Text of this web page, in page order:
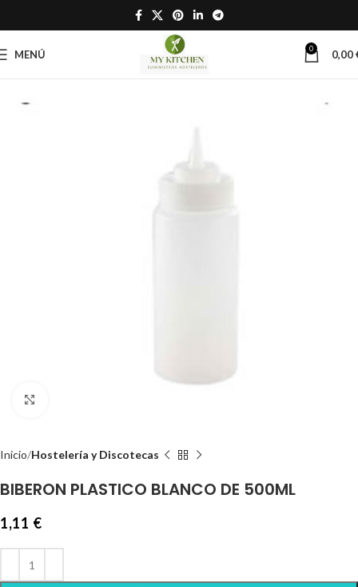
MENÚ 0 0,00
Inicio Hostelería y Discotecas
BIBERON PLASTICO BLANCO DE 500ML
1,11 €